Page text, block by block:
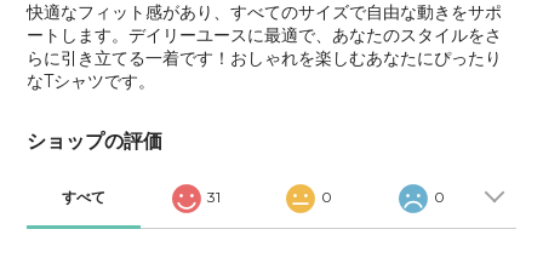
快適なフィット感があり、すべてのサイズで自由な動きをサポ
ートします。デイリーユースに最適で、あなたのスタイルをさ
らに引き立てる一着です！おしゃれを楽しむあなたにぴったり
なTシャツです。
ショップの評価
すべて 31 0 0